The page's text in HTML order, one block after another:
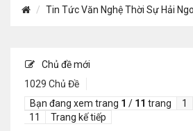
Tin Tức Văn Nghệ Thời Sự Hải
Chủ đề mới
1029 Chủ Đề
Bạn đang xem trang 1 / 11 trang 1
11
Trang kế tiếp